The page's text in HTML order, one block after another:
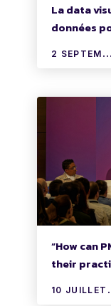
La data
données
2
SEPTEMBRE 2024
“How can
their
0